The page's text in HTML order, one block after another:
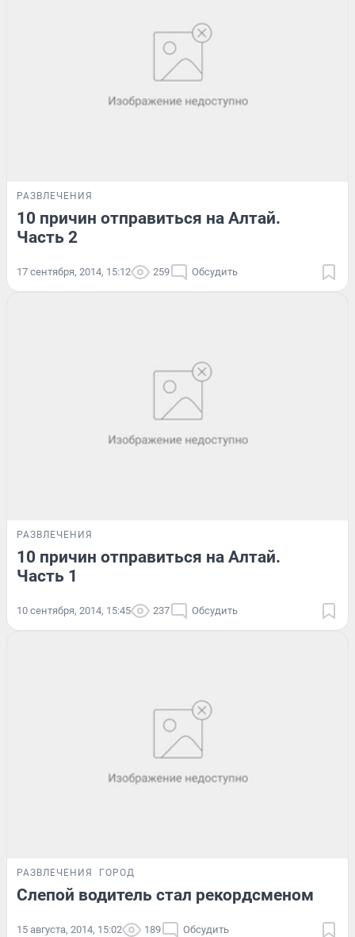
РАЗВЛЕЧЕНИЯ
10 причин отправиться на Алтай.
Часть 2
17 сентября, 2014, 15:12 259 Обсудить
РАЗВЛЕЧЕНИЯ
10 причин отправиться на Алтай.
Часть 1
10 сентября, 2014, 15:45 237 Обсудить
РАЗВЛЕЧЕНИЯ ГОРОД
Слепой водитель стал рекордсменом
15 августа, 2014, 15:02 189 Обсудить